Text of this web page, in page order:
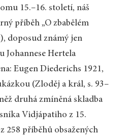
15.–16. století, náš
příběh „O zbabělém
doposud známý jen
Johannese Hertela
Eugen Diederichs 1921,
(Zloděj a král, s. 93–
druhá zmíněná skladba
Vidjápatiho z 15.
258 příběhů obsažených